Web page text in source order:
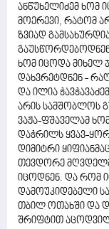
ანწუხელიძემ ხომ
მოერევი, რატომ
ზვიად
ხომ იცოდა მიხელ
დახვრეტდნენ -
და ილია
არის სამშობლოს
ვაჟა-ფშაველამ
დაჭრილს ყვავ-
დიმიტრი
თევდორე
იცოდნენ. და რომ
დამოუკიდებელი
თბილ ოთახში და
შრიფტით